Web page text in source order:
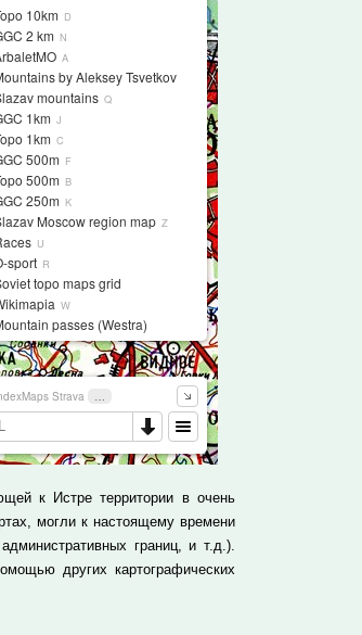
к Истре территории в очень
могли к настоящему времени
границ, и т.д.).
других картографических